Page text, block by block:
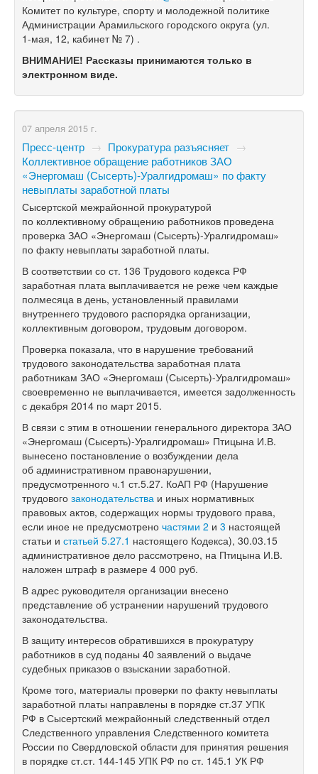
Комитет по культуре, спорту и молодежной политике
Администрации Арамильского городского округа (ул.
1-мая, 12, кабинет № 7) .
ВНИМАНИЕ! Рассказы принимаются только в
электронном виде.
07 апреля 2015 г.
Пресс-центр → Прокуратура разъясняет →
Коллективное обращение работников ЗАО
«Энергомаш (Сысерть)-Уралгидромаш» по факту
невыплаты заработной платы
Сысертской межрайонной прокуратурой
по коллективному обращению работников проведена
проверка ЗАО «Энергомаш (Сысерть)-Уралгидромаш»
по факту невыплаты заработной платы.
В соответствии со ст. 136 Трудового кодекса РФ
заработная плата выплачивается не реже чем каждые
полмесяца в день, установленный правилами
внутреннего трудового распорядка организации,
коллективным договором, трудовым договором.
Проверка показала, что в нарушение требований
трудового законодательства заработная плата
работникам ЗАО «Энергомаш (Сысерть)-Уралгидромаш»
своевременно не выплачивается, имеется задолженность
с декабря 2014 по март 2015.
В связи с этим в отношении генерального директора ЗАО
«Энергомаш (Сысерть)-Уралгидромаш» Птицына И.В.
вынесено постановление о возбуждении дела
об административном правонарушении,
предусмотренного ч.1 ст.5.27. КоАП РФ (Нарушение
трудового законодательства и иных нормативных
правовых актов, содержащих нормы трудового права,
если иное не предусмотрено частями 2 и 3 настоящей
статьи и статьей 5.27.1 настоящего Кодекса), 30.03.15
административное дело рассмотрено, на Птицына И.В.
наложен штраф в размере 4 000 руб.
В адрес руководителя организации внесено
представление об устранении нарушений трудового
законодательства.
В защиту интересов обратившихся в прокуратуру
работников в суд поданы 40 заявлений о выдаче
судебных приказов о взыскании заработной.
Кроме того, материалы проверки по факту невыплаты
заработной платы направлены в порядке ст.37 УПК
РФ в Сысертский межрайонный следственный отдел
Следственного управления Следственного комитета
России по Свердловской области для принятия решения
в порядке ст.ст. 144-145 УПК РФ по ст. 145.1 УК РФ